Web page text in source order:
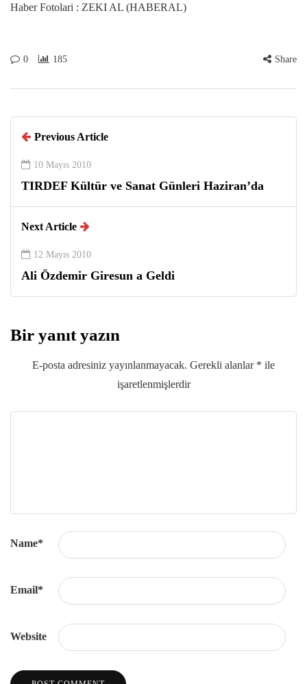
Haber Fotolari : ZEKI AL (HABERAL)
0 185 Share
Previous Article
10 Mayıs 2010
TIRDEF Kültür ve Sanat Günleri Haziran’da
Next Article
12 Mayıs 2010
Ali Özdemir Giresun a Geldi
Bir yanıt yazın
E-posta adresiniz yayınlanmayacak. Gerekli alanlar * ile
işaretlenmişlerdir
Name*
Email*
Website